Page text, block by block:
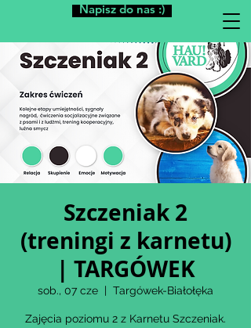
Napisz do nas :)
Szczeniak 2
(treningi z karnetu)
| TARGÓWEK
sob., 07 cze
  |
Targówek-Białołęka
Zajęcia poziomu 2 z Karnetu Szczeniak.